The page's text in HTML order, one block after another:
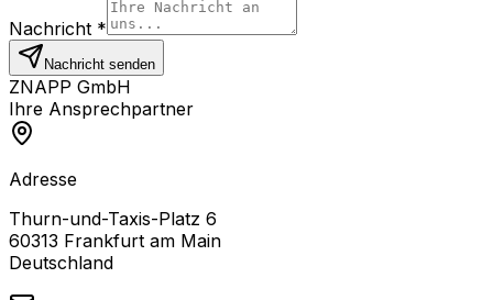
Nachricht *
Nachricht senden
ZNAPP GmbH
Ihre Ansprechpartner
Adresse
Thurn-und-Taxis-Platz 6
60313 Frankfurt am Main
Deutschland